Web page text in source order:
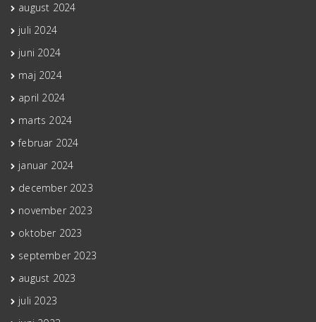
august 2024
juli 2024
juni 2024
maj 2024
april 2024
marts 2024
februar 2024
januar 2024
december 2023
november 2023
oktober 2023
september 2023
august 2023
juli 2023